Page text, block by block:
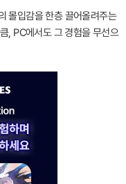
몰입감을 한층 끌어올려주는
, PC에서도 그 경험을 무선으